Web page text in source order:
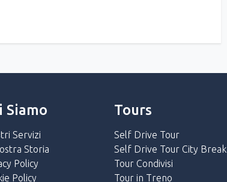
Siamo
Servizi
Storia
Policy
Policy
Tours
Self Drive Tour
Self Drive Tour City Break
Tour Condivisi
Tour in Treno